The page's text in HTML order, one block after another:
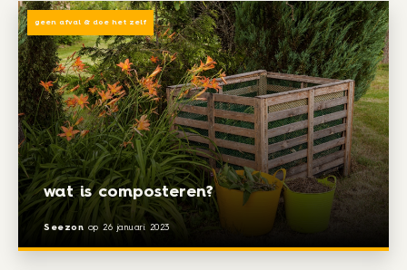
wat is composteren?
Seezon op 26 januari 2023
geen afval & doe het zelf